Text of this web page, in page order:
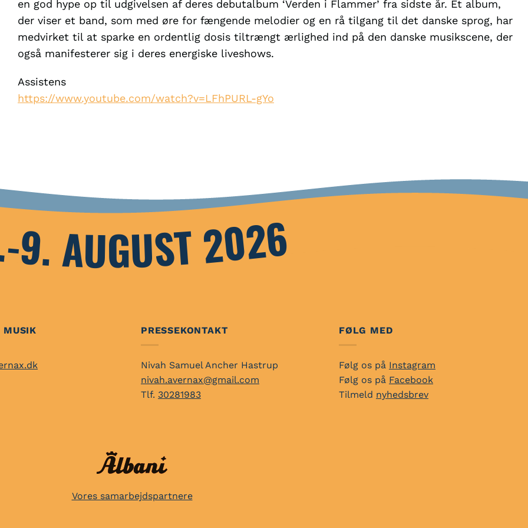
en god hype op til udgivelsen af deres debutalbum ‘Verden i Flammer’ fra sidste år. Et album,
der viser et band, som med øre for fængende melodier og en rå tilgang til det danske sprog, har
medvirket til at sparke en ordentlig dosis tiltrængt ærlighed ind på den danske musikscene, der
også manifesterer sig i deres energiske liveshows.
Assistens
https://www.youtube.com/watch?v=LFhPURL-gYo
AUGUST 2026
MUSIK PRESSEKONTAKT
Nivah Samuel Ancher Hastrup
nivah.avernax@gmail.com
Tlf. 30281983
FØLG MED
Følg os på Instagram
Følg os på Facebook
Tilmeld nyhedsbrev
Vores samarbejdspartnere